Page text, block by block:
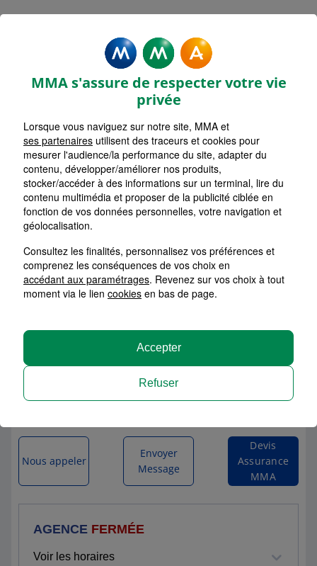
Assurance Pays de la Loire Assurance Vendée (85)
10 BIS RUE DE LA ROCHE
85190 AIZENAY
AGENCE FERMÉE
Voir les horaires
Nous appeler
Envoyer
Message
Devis
Assurance
MMA
MMA s'assure de respecter votre vie
privée
Lorsque vous naviguez sur notre site, MMA et
ses partenaires utilisent des traceurs et cookies pour
mesurer l'audience/la performance du site, adapter du
contenu, développer/améliorer nos produits,
stocker/accéder à des informations sur un terminal, lire du
contenu multimédia et proposer de la publicité ciblée en
fonction de vos données personnelles, votre navigation et
géolocalisation.
Consultez les finalités, personnalisez vos préférences et
comprenez les conséquences de vos choix en
accédant aux paramétrages. Revenez sur vos choix à tout
moment via le lien cookies en bas de page.
Refuser
Accepter